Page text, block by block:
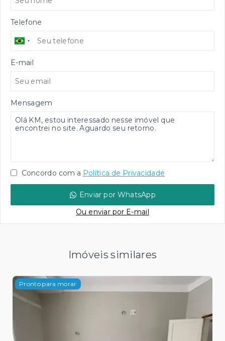
Telefone
E-mail
Mensagem
Concordo com a Política de Privacidade
Enviar por WhatsApp
Ou enviar por E-mail
Imóveis similares
Pronto para morar